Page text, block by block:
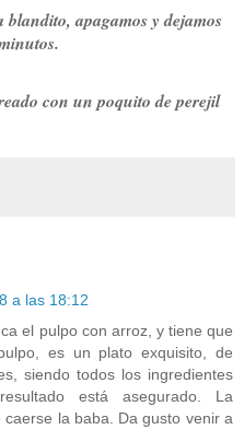
apagamos y dejamos
con un poquito de perejil
a las 18:12
el pulpo con arroz, y tiene que
es un plato exquisito, de
siendo todos los ingredientes
está asegurado. La
la baba. Da gusto venir a